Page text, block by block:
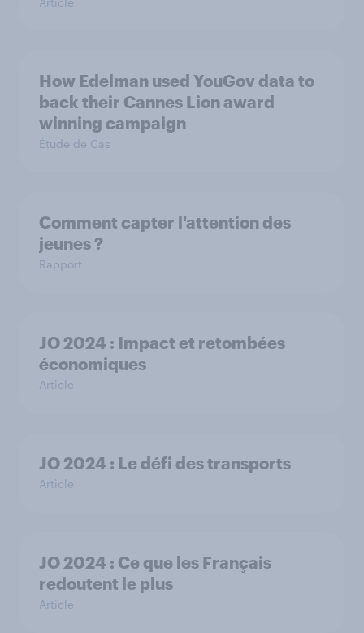
How Edelman used YouGov data to
back their Cannes Lion award
winning campaign
Étude de Cas
Comment capter l'attention des
jeunes ?
Rapport
JO 2024 : Impact et retombées
économiques
Article
JO 2024 : Le défi des transports
Article
JO 2024 : Ce que les Français
redoutent le plus
Article